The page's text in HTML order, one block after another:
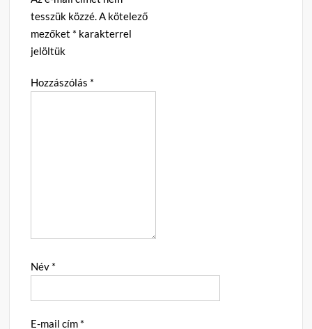
tesszük közzé.A kötelező
mezőket * karakterrel
jelöltük
Hozzászólás *
Név *
E-mail cím *